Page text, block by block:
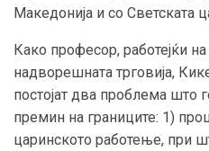
Македонија и со Светската
Како професор, работејќи на
надворешната трговија,
постојат два проблема што
премин на границите: 1)
царинското работење, при